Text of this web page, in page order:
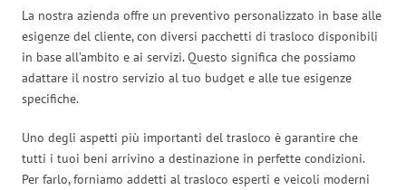
La nostra azienda offre un preventivo personalizzato in base alle
esigenze del cliente, con diversi pacchetti di trasloco disponibili
in base all’ambito e ai servizi. Questo significa che possiamo
adattare il nostro servizio al tuo budget e alle tue esigenze
specifiche.
Uno degli aspetti più importanti del trasloco è garantire che
tutti i tuoi beni arrivino a destinazione in perfette condizioni.
Per farlo, forniamo addetti al trasloco esperti e veicoli moderni